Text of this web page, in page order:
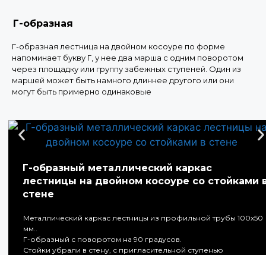
Г-образная
Г-образная лестница на двойном косоуре по форме
напоминает букву Г, у нее два марша с одним поворотом
через площадку или группу забежных ступеней. Один из
маршей может быть намного длиннее другого или они
могут быть примерно одинаковые
Г-образный металлический каркас
лестницы на двойном косоуре со стойками
стене
Металлический каркас лестницы из профильной трубы 100х50
мм..
Г-образный с поворотом на 90 градусов.
Стойки убрали в стену, с пригласительной ступенью